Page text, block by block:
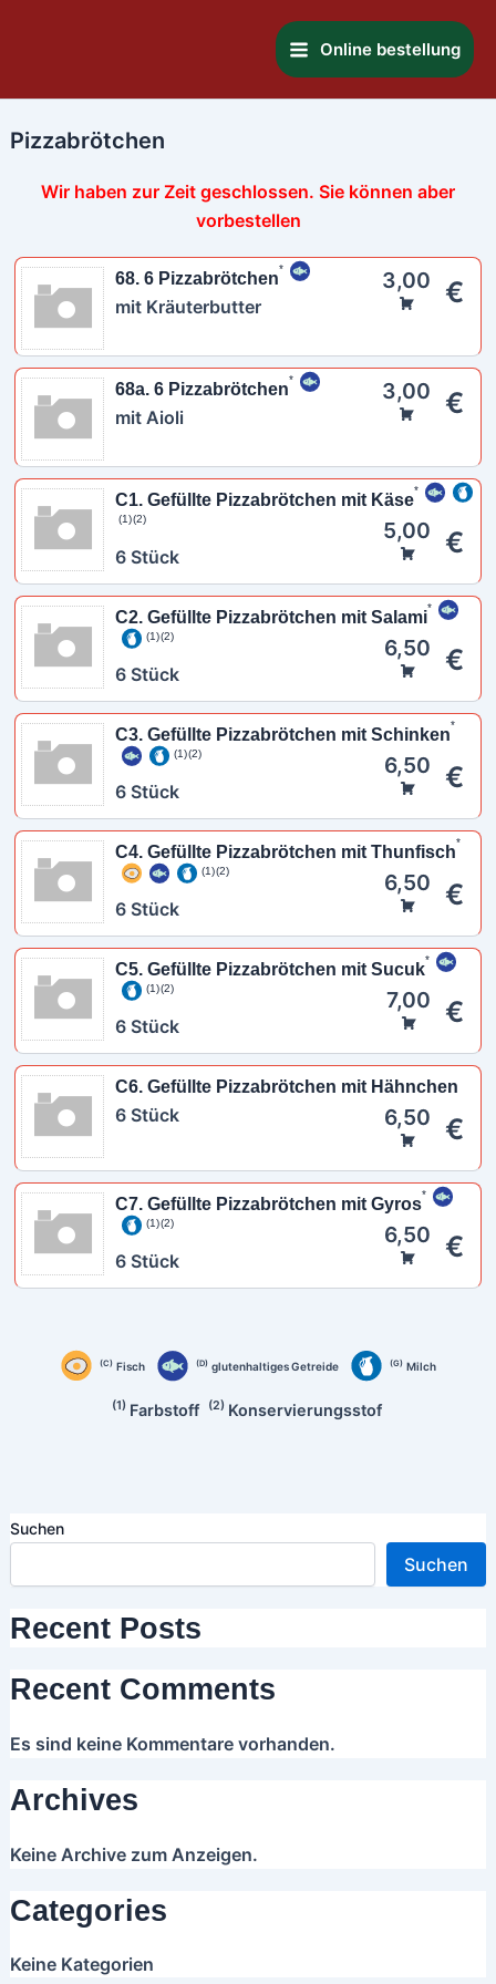
Main
Menu
Online bestellung
Pizzabrötchen
Wir haben zur Zeit geschlossen. Sie können aber
vorbestellen
68. 6 Pizzabrötchen 3,00 €
mit Kräuterbutter
68a. 6 Pizzabrötchen 3,00 €
mit Aioli
C1. Gefüllte Pizzabrötchen mit Käse
1 2 5,00 €
6 Stück
C2. Gefüllte Pizzabrötchen mit Salami
1 2 6,50 €
6 Stück
C3. Gefüllte Pizzabrötchen mit Schinken
1 2 6,50 €
6 Stück
C4. Gefüllte Pizzabrötchen mit Thunfisch
1 2 6,50 €
6 Stück
C5. Gefüllte Pizzabrötchen mit Sucuk
1 2 7,00 €
6 Stück
C6. Gefüllte Pizzabrötchen mit Hähnchen
6,50 €
6 Stück
C7. Gefüllte Pizzabrötchen mit Gyros
1 2 6,50 €
6 Stück
C Fisch D glutenhaltiges Getreide G Milch
1 Farbstoff 2 Konservierungsstof
Suchen
Suchen
Recent Posts
Recent Comments
Es sind keine Kommentare vorhanden.
Archives
Keine Archive zum Anzeigen.
Categories
Keine Kategorien